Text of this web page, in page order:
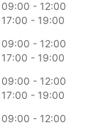
09:00 - 12:00
17:00 - 19:00
09:00 - 12:00
17:00 - 19:00
09:00 - 12:00
17:00 - 19:00
09:00 - 12:00